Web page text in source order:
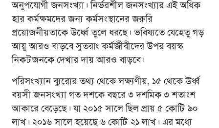
অনুপযোগী জনসংখ্যা। নির্ভরশীল জনসংখ্যার এই অধিক
হার কর্মক্ষমদের জন্য কর্মসংস্থানের জরুরি
প্রয়োজনীয়তাকে উর্ধ্বে তুলে ধরছে। ভবিষ্যতে যেহেতু গড়
আয়ু আরও বাড়বে সুতরাং কর্মজীবীদের উপর বয়স্ক
নিকটজনকে দেখার দায় আরও বাড়বে।
পরিসংখ্যান ব্যুরোর তথ্য থেকে লক্ষ্যণীয়, ১৫ থেকে উর্ধ্ব
বয়সী জনসংখ্যা গত দশকে বছরে ৩ দশমিক ৩ শতাংশ
আকারে বেড়েছে। যা ২০১৫ সালে ছিল প্রায় ৫ কোটি ৯০
লাখ। ২০১৬ সালে হয়েছে ৬ কোটি ২১ লাখ। এর মধ্যে